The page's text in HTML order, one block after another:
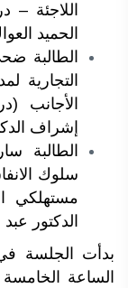
اللاجئة –
الحميد
الطالبة
التجارية
الأجانب
إشراف
الطالبة
مستهلكي
الدكتور
بدأت الجلسة
الساعة